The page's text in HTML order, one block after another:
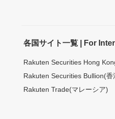
各国サイト一覧 | For
Rakuten Securities Hong
Rakuten Securities Bullion(香
Rakuten Trade(マレーシア)